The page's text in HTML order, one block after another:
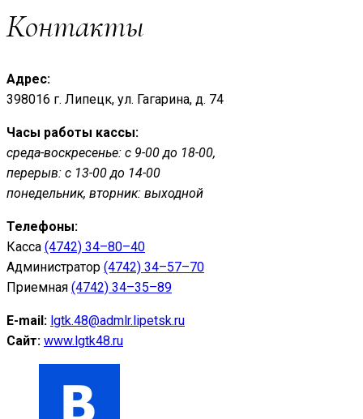
Контакты
Адрес:
398016 г. Липецк, ул. Гагарина, д. 74
Часы работы кассы:
среда-воскресенье: с 9-00 до 18-00,
перерыв: с 13-00 до 14-00
понедельник, вторник: выходной
Телефоны:
Касса (4742) 34–80–40
Администратор (4742) 34–57–70
Приемная (4742) 34–35–89
E-mail: lgtk.48@admlr.lipetsk.ru
Сайт: www.lgtk48.ru